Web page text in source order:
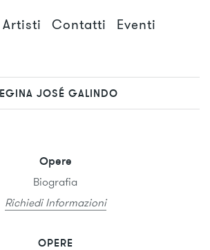
Artisti Contatti Eventi
JOSÉ GALINDO
Opere
Biografia
Richiedi Informazioni
OPERE